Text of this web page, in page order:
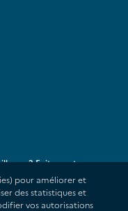
Faites votre
pour améliorer et
des statistiques et
vos autorisations